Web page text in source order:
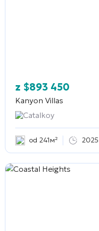
z $893 450
Kanyon Villas
Catalkoy
od 241м² 2025